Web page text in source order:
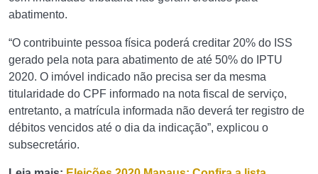
abatimento.
“O contribuinte pessoa física poderá creditar 20% do ISS
gerado pela nota para abatimento de até 50% do IPTU
2020. O imóvel indicado não precisa ser da mesma
titularidade do CPF informado na nota fiscal de serviço,
entretanto, a matrícula informada não deverá ter registro de
débitos vencidos até o dia da indicação”, explicou o
subsecretário.